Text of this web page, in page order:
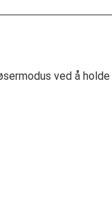
ved å holde